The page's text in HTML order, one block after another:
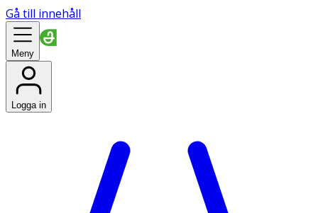
Gå till innehåll
Meny
Logga in